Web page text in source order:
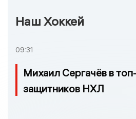
Наш Хоккей
09:31
Михаил Сергачёв в
защитников НХЛ